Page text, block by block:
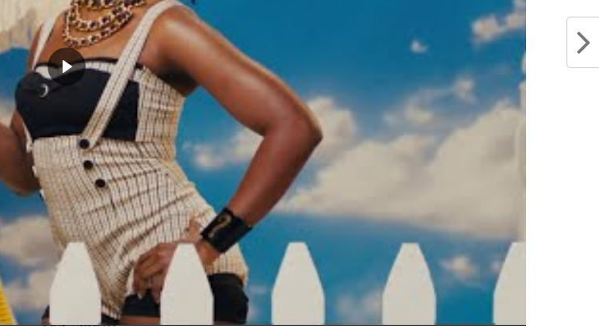
C’est la guerre française en altitude
à Los Angeles : Rudy Gobert se fait
salement contrer par Nicolas Batum
sur un dunk
mars 30, 2022
Dans "Actualités"